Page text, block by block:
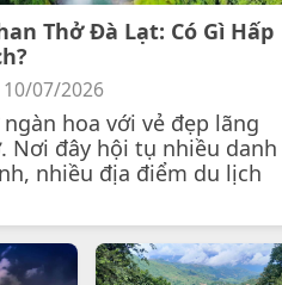
Thở Đà Lạt: Có Gì Hấp
07/2026
hoa với vẻ đẹp lãng
Nơi đây hội tụ nhiều danh
nhiều địa điểm du lịch